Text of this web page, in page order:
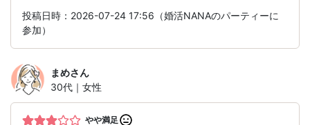
投稿日時：2026-07-24 17:56（婚活NANAのパーティーに
参加）
まめさん
30代｜女性
やや満足